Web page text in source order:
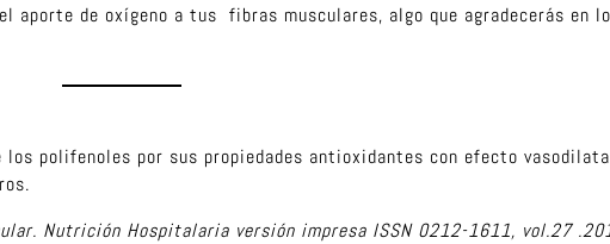
aporte de oxígeno a tus fibras musculares, algo que agradecerás en
polifenoles por sus propiedades antioxidantes con efecto
Nutrición Hospitalaria versión impresa ISSN 0212-1611, vol.27